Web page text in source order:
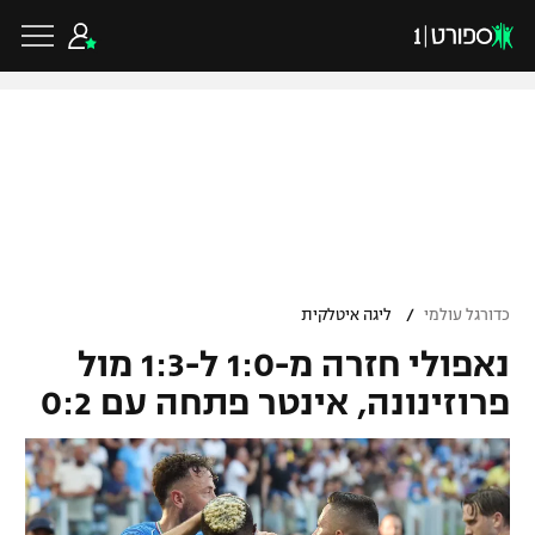
גביע הטוטו
ליגיונרים
גביע המדינה
ליגת האלופות
ליגה אירופית
ליגה אנגלית
כדורסל ישראלי
ליגת ווינר סל
ליגה לאומית
כדורסל עולמי
NBA
כדורגל עולמי / ליגה איטלקית
נאפולי חזרה מ-1:0 ל-1:3 מול
פרוזינונה, אינטר פתחה עם 0:2